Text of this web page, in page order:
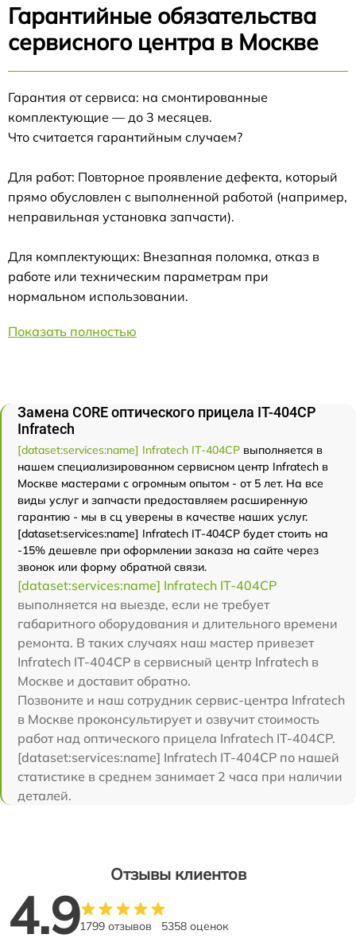
Гарантийные обязательства
сервисного центра в Москве
Гарантия от сервиса: на смонтированные
комплектующие — до 3 месяцев.
Что считается гарантийным случаем?
Для работ: Повторное проявление дефекта, который
прямо обусловлен с выполненной работой (например,
неправильная установка запчасти).
Для комплектующих: Внезапная поломка, отказ в
работе или техническим параметрам при
нормальном использовании.
Показать полностью
Замена CORE оптического прицела IT-404CP
Infratech
[dataset:services:name] Infratech IT-404CP выполняется в
нашем специализированном сервисном центр Infratech в
Москве мастерами с огромным опытом - от 5 лет. На все
виды услуг и запчасти предоставляем расширенную
гарантию - мы в сц уверены в качестве наших услуг.
[dataset:services:name] Infratech IT-404CP будет стоить на
-15% дешевле при оформлении заказа на сайте через
звонок или форму обратной связи.
[dataset:services:name] Infratech IT-404CP
выполняется на выезде, если не требует
габаритного оборудования и длительного времени
ремонта. В таких случаях наш мастер привезет
Infratech IT-404CP в сервисный центр Infratech в
Москве и доставит обратно.
Позвоните и наш сотрудник сервис-центра Infratech
в Москве проконсультирует и озвучит стоимость
работ над оптического прицела Infratech IT-404CP.
[dataset:services:name] Infratech IT-404CP по нашей
статистике в среднем занимает 2 часа при наличии
деталей.
Отзывы клиентов
4.91799 отзывов 5358 оценок